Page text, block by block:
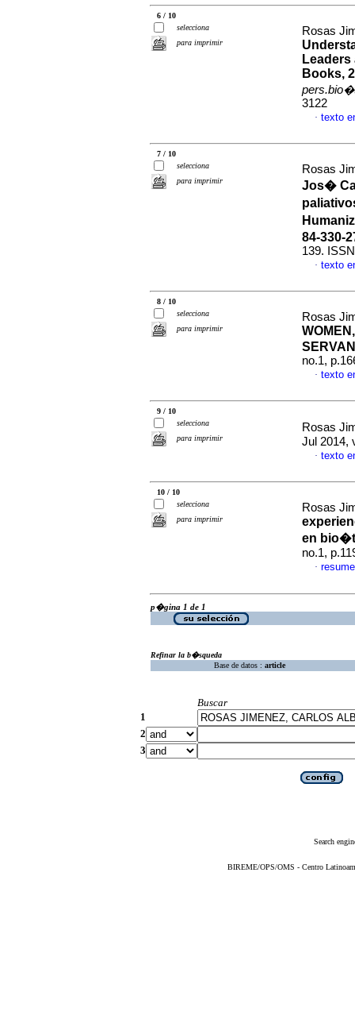
6 / 10
selecciona
para imprimir
Rosas
Books,
3122
· texto
7 / 10
selecciona
para imprimir
Rosas
Jos�
84-330-
139.
· texto
8 / 10
selecciona
para imprimir
Rosas
no.1,
· texto
9 / 10
selecciona
para imprimir
Rosas
Jul 2014,
· texto
10 / 10
selecciona
para imprimir
Rosas
en
no.1,
·
p�gina 1 de 1
Refinar la b�squeda
Base de datos : article
Buscar
1
2
3
Search
BIREME/OPS/OMS - Centro